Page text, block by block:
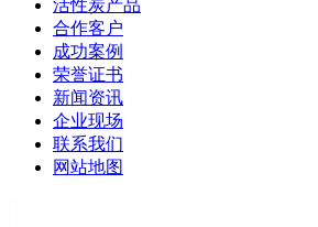
活性炭产品
合作客户
成功案例
荣誉证书
新闻资讯
企业现场
联系我们
网站地图